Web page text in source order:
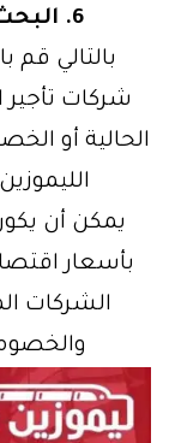
6. البحث عن العروض والخصومات:
بالتالي قم
شركات
الحالية أو
يمكن أن
بأسعار
الشركات